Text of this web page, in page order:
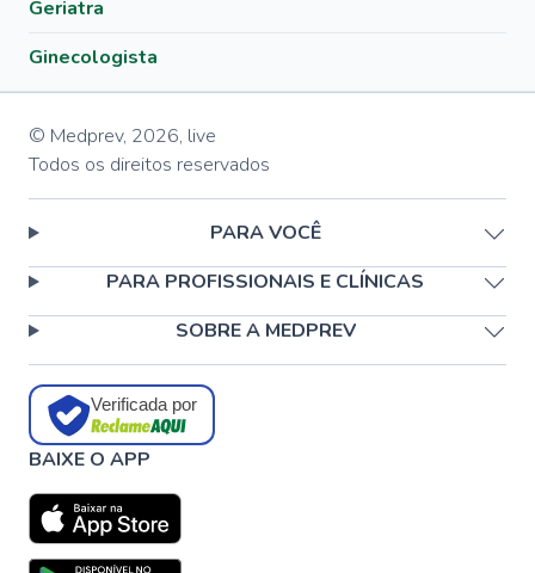
Geriatra
Ginecologista
© Medprev, 2026, live
Todos os direitos reservados
PARA VOCÊ
PARA PROFISSIONAIS E CLÍNICAS
SOBRE A MEDPREV
Verificada por
BAIXE O APP